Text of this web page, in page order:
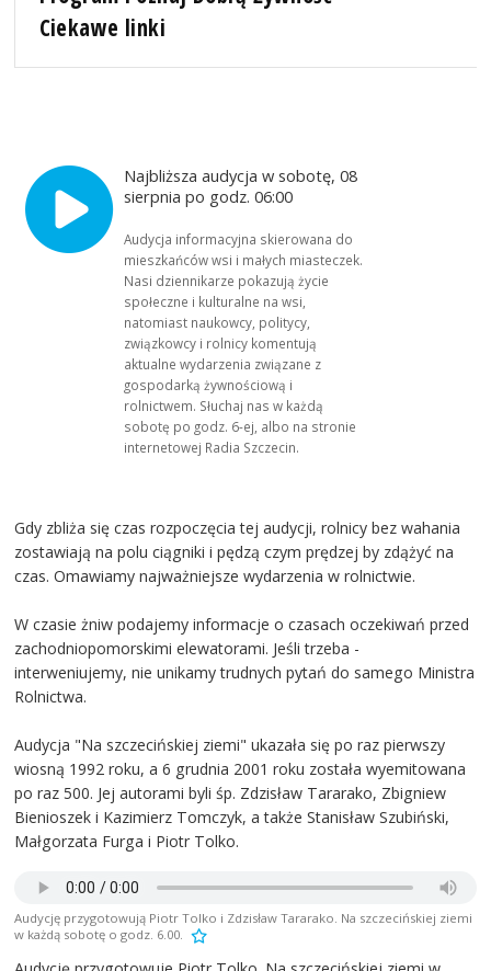
Ciekawe linki
Najbliższa audycja w sobotę, 08
sierpnia po godz. 06:00
Audycja informacyjna skierowana do
mieszkańców wsi i małych miasteczek.
Nasi dziennikarze pokazują życie
społeczne i kulturalne na wsi,
natomiast naukowcy, politycy,
związkowcy i rolnicy komentują
aktualne wydarzenia związane z
gospodarką żywnościową i
rolnictwem. Słuchaj nas w każdą
sobotę po godz. 6-ej, albo na stronie
internetowej Radia Szczecin.
Gdy zbliża się czas rozpoczęcia tej audycji, rolnicy bez wahania
zostawiają na polu ciągniki i pędzą czym prędzej by zdążyć na
czas. Omawiamy najważniejsze wydarzenia w rolnictwie.
W czasie żniw podajemy informacje o czasach oczekiwań przed
zachodniopomorskimi elewatorami. Jeśli trzeba -
interweniujemy, nie unikamy trudnych pytań do samego Ministra
Rolnictwa.
Audycja "Na szczecińskiej ziemi" ukazała się po raz pierwszy
wiosną 1992 roku, a 6 grudnia 2001 roku została wyemitowana
po raz 500. Jej autorami byli śp. Zdzisław Tararako, Zbigniew
Bienioszek i Kazimierz Tomczyk, a także Stanisław Szubiński,
Małgorzata Furga i Piotr Tolko.
Audycję przygotowują Piotr Tolko i Zdzisław Tararako. Na szczecińskiej ziemi
w każdą sobotę o godz. 6.00.